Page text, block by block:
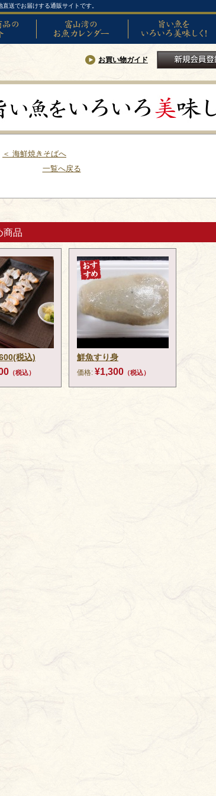
送でお届けする通販サイトです。
旨い魚をいろいろ美味しく!
お買い物ガイド
＜ 海鮮焼きそばへ
一覧へ戻る
商品
税込)
（税込）
鮮魚すり身
価格: ¥1,300 （税込）